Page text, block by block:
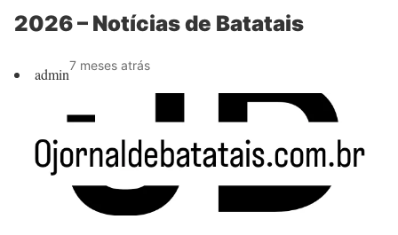
2026 – Notícias de Batatais
admin7 meses atrás